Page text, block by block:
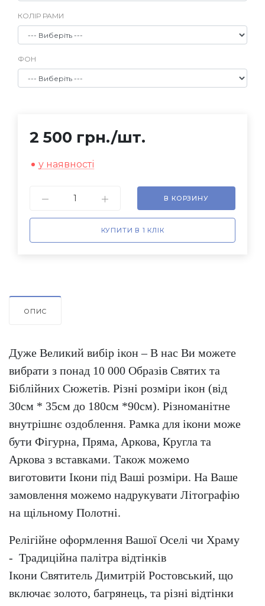
КОЛІР РАМИ
ФОН
2 500 грн./шт.
у наявності
В КОРЗИНУ
КУПИТИ В 1 КЛІК
ОПИС
Дуже Великий вибір ікон – В нас Ви можете
вибрати з понад 10 000 Образів Святих та
Біблійних Сюжетів. Різні розміри ікон (від
30см * 35см до 180см *90см). Різноманітне
внутрішнє оздоблення. Рамка для ікони може
бути Фігурна, Пряма, Аркова, Кругла та
Аркова з вставками. Також можемо
виготовити Ікони під Ваші розміри. На Ваше
замовлення можемо надрукувати Літографію
на щільному Полотні.
Релігійне оформлення Вашої Оселі чи Храму
- Традиційна палітра відтінків
Ікони Святитель Димитрій Ростовський, що
включає золото, багрянець, та різні відтінки